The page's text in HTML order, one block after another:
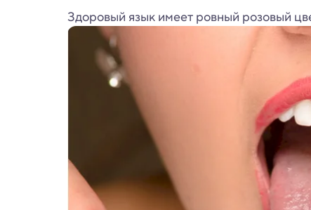
Здоровый язык имеет ровный розовый